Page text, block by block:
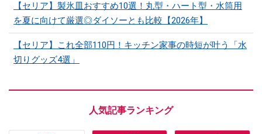
【セリア】製氷皿おすすめ10選！丸型・ハート型・水筒用
を夏に向けて厳選◎ダイソーとも比較【2026年】
【セリア】これ全部110円！キッチン家事の時短が叶う「水
切りグッズ4選」